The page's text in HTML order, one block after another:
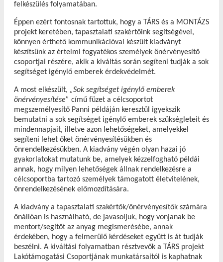
felkészülés folyamatában.
Éppen ezért fontosnak tartottuk, hogy a TÁRS és a MONTÁZS
projekt keretében, tapasztalati szakértőink segítségével,
könnyen érthető kommunikációval készült kiadványt
készítsünk az értelmi fogyatékos személyek önérvényesítő
csoportjai részére, akik a kiváltás során segíteni tudják a sok
segítséget igénylő emberek érdekvédelmét.
A most elkészült, „Sok segítséget igénylő emberek
önérvényesítése” című füzet a célcsoportot
megszemélyesítő Panni példáján keresztül igyekszik
bemutatni a sok segítséget igénylő emberek szükségleteit és
mindennapjait, illetve azon lehetőségeket, amelyekkel
segíteni lehet őket önérvényesítésükben és
önrendelkezésükben. A kiadvány végén olyan hazai jó
gyakorlatokat mutatunk be, amelyek kézzelfogható példái
annak, hogy milyen lehetőségek állnak rendelkezésre a
célcsoportba tartozó személyek támogatott életvitelének,
önrendelkezésének előmozdítására.
A kiadvány a tapasztalati szakértők/önérvényesítők számára
önállóan is használható, de javasoljuk, hogy vonjanak be
mentort/segítőt az anyag megismerésébe, annak
érdekében, hogy a felmerülő kérdéseket együtt is át tudják
beszélni. A kiváltási folyamatban résztvevők a TÁRS projekt
Lakótámogatási Csoportjának munkatársaitól is kaphatnak